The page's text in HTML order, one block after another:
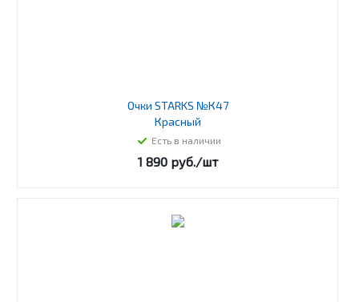
Очки STARKS №К47
Красный
Есть в наличии
1 890 руб./шт